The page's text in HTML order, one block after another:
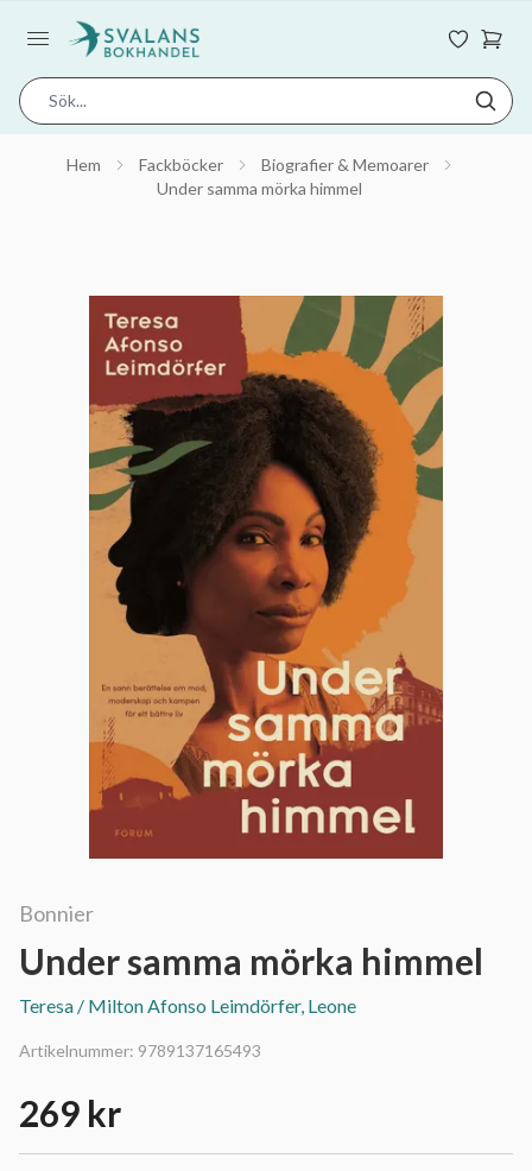
Hem Fackböcker
Biografier & Memoarer
Under samma mörka himmel
Bonnier
Under samma mörka himmel
Teresa / Milton Afonso Leimdörfer, Leone
Artikelnummer: 9789137165493
269 kr